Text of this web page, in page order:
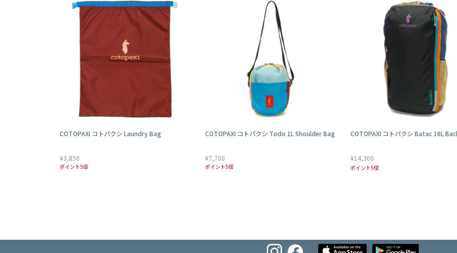
COTOPAXI コトパクシ Laundry Bag
¥3,850
ポイント5倍
COTOPAXI コトパクシ Todo 1L Shoulder Bag
¥7,700
ポイント5倍
COTOPAXI コトパクシ Batac 16L
¥14,300
ポイント5倍